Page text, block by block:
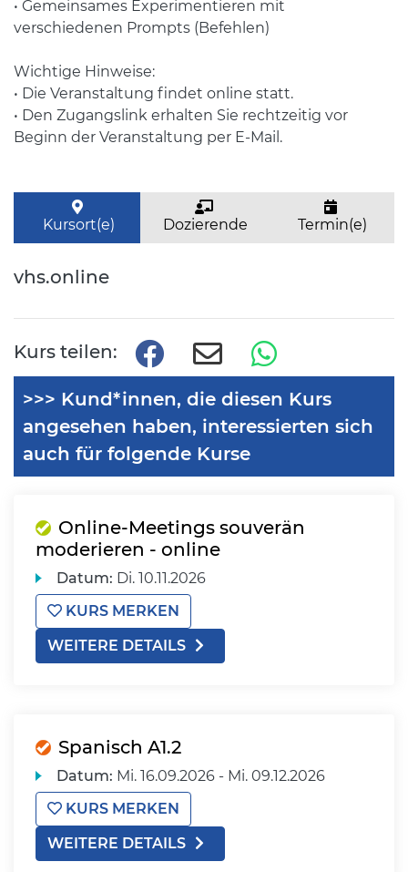
• Gemeinsames Experimentieren mit
verschiedenen Prompts (Befehlen)
Wichtige Hinweise:
• Die Veranstaltung findet online statt.
• Den Zugangslink erhalten Sie rechtzeitig vor
Beginn der Veranstaltung per E-Mail.
Kursort(e) Dozierende Termin(e)
vhs.online
Kurs teilen:
>>> Kund*innen, die diesen Kurs
angesehen haben, interessierten sich
auch für folgende Kurse
Online-Meetings souverän
moderieren - online
Datum: Di. 10.11.2026
KURS MERKEN
WEITERE DETAILS
Spanisch A1.2
Datum: Mi. 16.09.2026 - Mi. 09.12.2026
KURS MERKEN
WEITERE DETAILS